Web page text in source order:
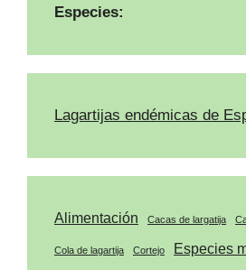
Especies:
Lagartijas endémicas de
Alimentación Cacas de largatija
Cola de lagartija Cortejo Especies